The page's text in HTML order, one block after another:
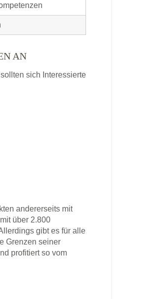
AN
sich Interessierte
andererseits mit
über 2.800
gibt es für alle
Grenzen seiner
profitiert so vom